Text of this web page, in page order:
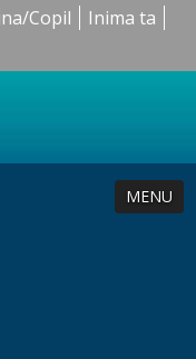
Copil
Inima ta
MENU